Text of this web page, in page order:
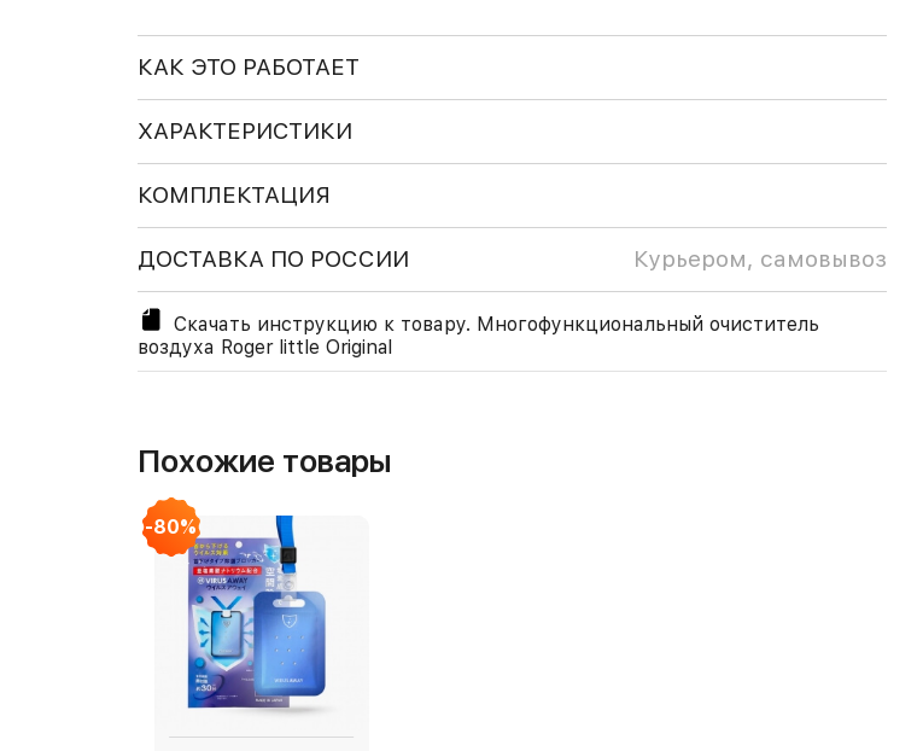
КАК ЭТО РАБОТАЕТ
ХАРАКТЕРИСТИКИ
КОМПЛЕКТАЦИЯ
ДОСТАВКА ПО РОССИИ Курьером, самовывоз
Скачать инструкцию к товару. Многофункциональный очиститель
воздуха Roger little Original
Похожие товары
-80%